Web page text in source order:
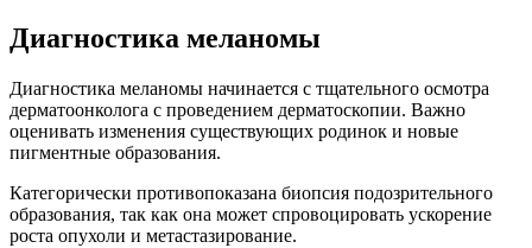
Диагностика меланомы
Диагностика меланомы начинается с тщательного осмотра
дерматоонколога с проведением дерматоскопии. Важно
оценивать изменения существующих родинок и новые
пигментные образования.
Категорически противопоказана биопсия подозрительного
образования, так как она может спровоцировать ускорение
роста опухоли и метастазирование.